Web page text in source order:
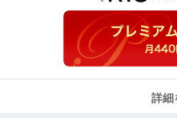
詳細